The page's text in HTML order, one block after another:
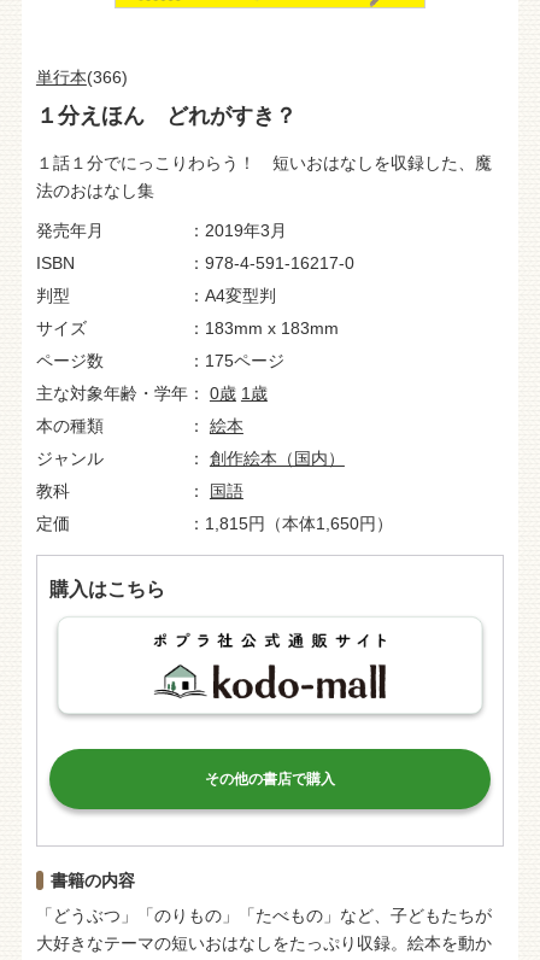
単行本(366)
１分えほん どれがすき？
１話１分でにっこりわらう！ 短いおはなしを収録した、魔
法のおはなし集
発売年月
2019年3月
ISBN
978-4-591-16217-0
判型
A4変型判
サイズ
183mm x 183mm
ページ数
175ページ
主な対象年齢・学年
0歳 1歳
本の種類
絵本
ジャンル
創作絵本（国内）
教科
国語
定価
1,815円（本体1,650円）
購入はこちら
その他の書店で購入
書籍の内容
「どうぶつ」「のりもの」「たべもの」など、子どもたちが
大好きなテーマの短いおはなしをたっぷり収録。絵本を動か